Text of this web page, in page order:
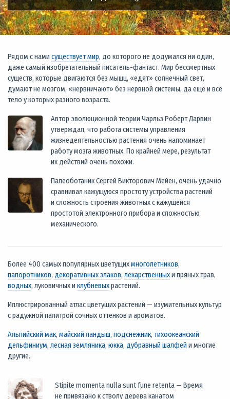
Рядом с нами существует мир, до которого не додумался ни один,
даже самый изобретательный писатель-фантаст. Мир бессмертных
существ, которые двигаются без мышц, «едят» солнечный свет,
думают не мозгом, «нервничают» без нервной системы, да ещё и всё
тело у которых разного возраста.
Автор эволюционной теории Чарльз Роберт Дарвин
утверждал, что работа системы управления
жизнедеятельностью растения очень напоминает
работу мозга животных. По крайней мере, результат
их действий очень похожи.
Палеоботаник Сергей Викторович Мейен, очень удачно
сравнивал кажущуюся простоту устройства растений
и сложность строения животных с кажущейся
простотой электронного прибора и сложностью
механического.
Более 400 самых популярных цветущихмноголетников,
папоротников, декоративных злаков, лекарственныхи пряных трав,
водных, луковичных и клубневыхрастений.
Иллюстрированный атлас цветущих растений — изумительных культур
с радужной палитрой сочных оттенков и ароматов.
Альпийский мак, майский ландыш, подснежник, тихоокеанский
дельфиниум, лесная земляника, юкка, дубравный шалфей и многие
другие.
Stipite momenta nulla sunt fune retenta — Время
не привязано к стволу дерева канатом